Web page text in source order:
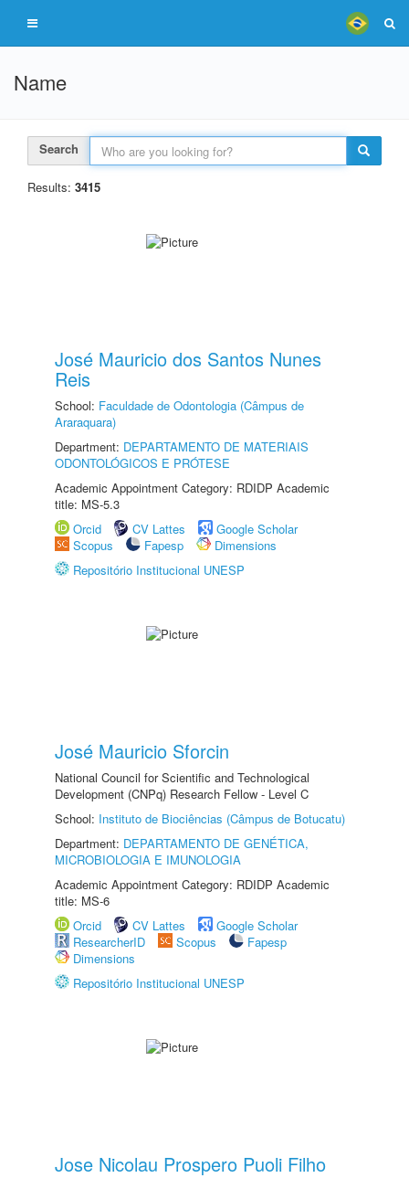
Name
Search
Results: 3415
José Mauricio dos Santos Nunes
Reis
School: Faculdade de Odontologia (Câmpus de
Araraquara)
Department: DEPARTAMENTO DE MATERIAIS
ODONTOLÓGICOS E PRÓTESE
Academic Appointment Category: RDIDP Academic
title: MS-5.3
Orcid
CV Lattes
Google Scholar
Scopus
Fapesp
Dimensions
Repositório Institucional UNESP
José Mauricio Sforcin
National Council for Scientific and Technological
Development (CNPq) Research Fellow - Level C
School: Instituto de Biociências (Câmpus de Botucatu)
Department: DEPARTAMENTO DE GENÉTICA,
MICROBIOLOGIA E IMUNOLOGIA
Academic Appointment Category: RDIDP Academic
title: MS-6
Orcid
CV Lattes
Google Scholar
ResearcherID
Scopus
Fapesp
Dimensions
Repositório Institucional UNESP
Jose Nicolau Prospero Puoli Filho